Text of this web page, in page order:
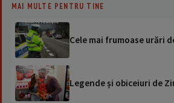
MAI MULTE PENTRU TINE
Cele mai frumoase urări
Legende și obiceiuri de